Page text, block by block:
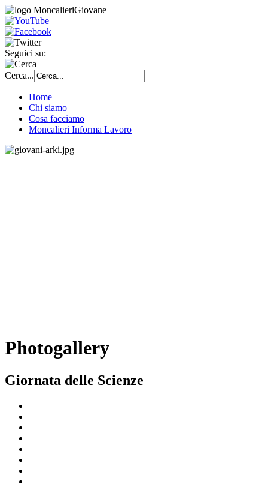
Seguici su:
Cerca...
Home
Chi siamo
Cosa facciamo
Moncalieri Informa Lavoro
Photogallery
Giornata delle Scienze